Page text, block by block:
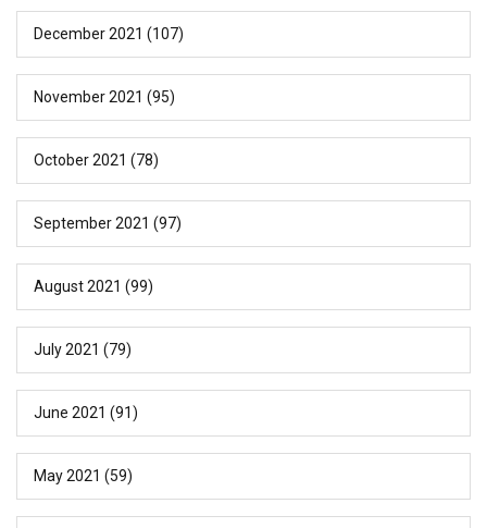
December 2021 (107)
November 2021 (95)
October 2021 (78)
September 2021 (97)
August 2021 (99)
July 2021 (79)
June 2021 (91)
May 2021 (59)